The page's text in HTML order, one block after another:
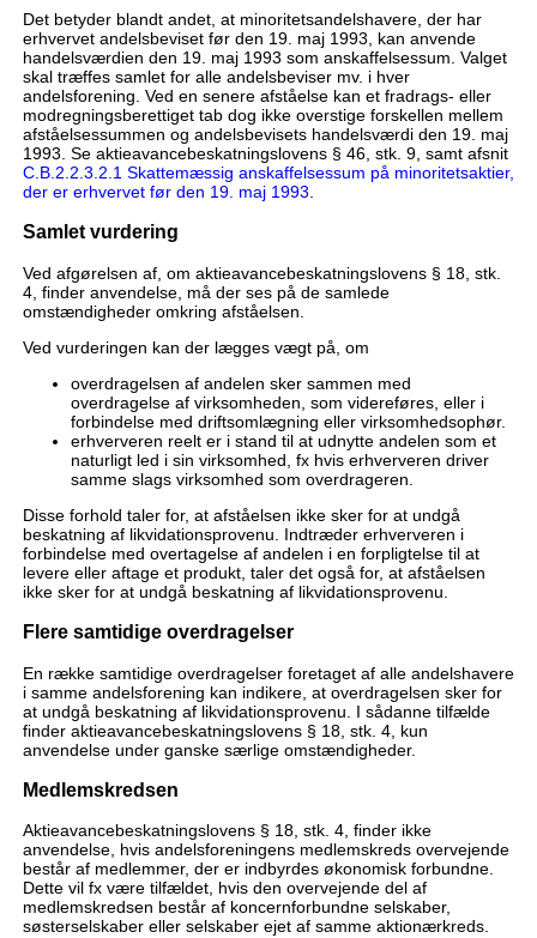
Det betyder blandt andet, at minoritetsandelshavere, der har
erhvervet andelsbeviset før den 19. maj 1993, kan anvende
handelsværdien den 19. maj 1993 som anskaffelsessum. Valget
skal træffes samlet for alle andelsbeviser mv. i hver
andelsforening. Ved en senere afståelse kan et fradrags- eller
modregningsberettiget tab dog ikke overstige forskellen mellem
afståelsessummen og andelsbevisets handelsværdi den 19. maj
1993. Se aktieavancebeskatningslovens § 46, stk. 9, samt afsnit
C.B.2.2.3.2.1 Skattemæssig anskaffelsessum på minoritetsaktier,
der er erhvervet før den 19. maj 1993
Samlet vurdering
Ved afgørelsen af, om aktieavancebeskatningslovens § 18, stk.
4, finder anvendelse, må der ses på de samlede
omstændigheder omkring afståelsen.
Ved vurderingen kan der lægges vægt på, om
overdragelsen af andelen sker sammen med
overdragelse af virksomheden, som videreføres, eller i
forbindelse med driftsomlægning eller virksomhedsophør.
erhververen reelt er i stand til at udnytte andelen som et
naturligt led i sin virksomhed, fx hvis erhververen driver
samme slags virksomhed som overdrageren.
Disse forhold taler for, at afståelsen ikke sker for at undgå
beskatning af likvidationsprovenu. Indtræder erhververen i
forbindelse med overtagelse af andelen i en forpligtelse til at
levere eller aftage et produkt, taler det også for, at afståelsen
ikke sker for at undgå beskatning af likvidationsprovenu.
Flere samtidige overdragelser
En række samtidige overdragelser foretaget af alle andelshavere
i samme andelsforening kan indikere, at overdragelsen sker for
at undgå beskatning af likvidationsprovenu. I sådanne tilfælde
finder aktieavancebeskatningslovens § 18, stk. 4, kun
anvendelse under ganske særlige omstændigheder.
Medlemskredsen
Aktieavancebeskatningslovens § 18, stk. 4, finder ikke
anvendelse, hvis andelsforeningens medlemskreds overvejende
består af medlemmer, der er indbyrdes økonomisk forbundne.
Dette vil fx være tilfældet, hvis den overvejende del af
medlemskredsen består af koncernforbundne selskaber,
søsterselskaber eller selskaber ejet af samme aktionærkreds.